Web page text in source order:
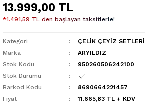
13.999,00 TL
*1.491,59 TL den başlayan taksitlerle!
Kategori
ÇELİK ÇEYİZ SETLERİ
Marka
ARYILDIZ
Stok Kodu
950260506242100
Stok Durumu
Barkod Kodu
8690664221457
Fiyat
11.665,83 TL + KDV